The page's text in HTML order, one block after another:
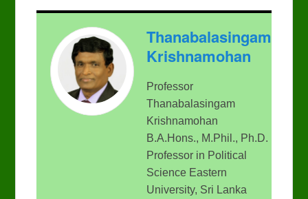
Thanabalasingam
Krishnamohan
Professor
Thanabalasingam
Krishnamohan
B.A.Hons., M.Phil., Ph.D.
Professor in Political
Science Eastern
University, Sri Lanka